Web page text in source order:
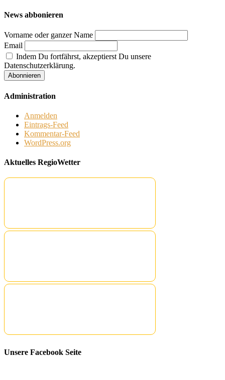
News abbonieren
Vorname oder ganzer Name
Email
Indem Du fortfährst, akzeptierst Du unsere
Datenschutzerklärung.
Administration
Anmelden
Eintrags-Feed
Kommentar-Feed
WordPress.org
Aktuelles RegioWetter
Unsere Facebook Seite